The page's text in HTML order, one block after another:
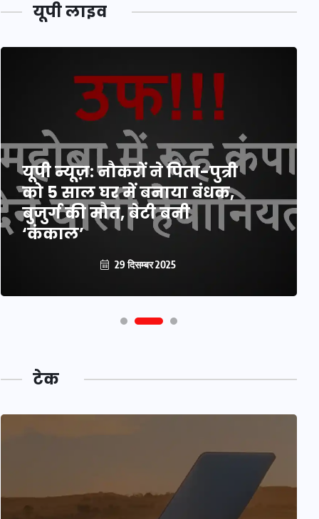
यूपी लाइव
यूपी लेखपाल भर्ती: ओबीसी को
मिली बड़ी राहत, 2158 पदों पर
बंपर वैकेंसी, जनरल कोटे में भारी
कटौती
29 दिसम्बर 2025
टेक